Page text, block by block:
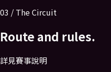
03 / The Circuit
Route and rules.
詳見賽事說明